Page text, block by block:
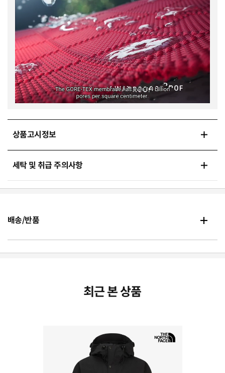
상품고시정보
세탁 및 취급 주의사항
배송/반품
최근 본 상품